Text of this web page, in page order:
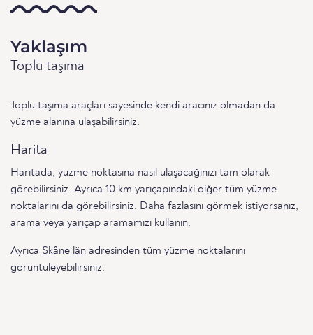
Yaklaşım
Toplu taşıma
Toplu taşıma araçları sayesinde kendi aracınız olmadan da
yüzme alanına ulaşabilirsiniz.
Harita
Haritada, yüzme noktasına nasıl ulaşacağınızı tam olarak
görebilirsiniz. Ayrıca 10 km yarıçapındaki diğer tüm yüzme
noktalarını da görebilirsiniz. Daha fazlasını görmek istiyorsanız,
arama veya yarıçap aramamızı kullanın.
Ayrıca Skåne län adresinden tüm yüzme noktalarını
görüntüleyebilirsiniz.